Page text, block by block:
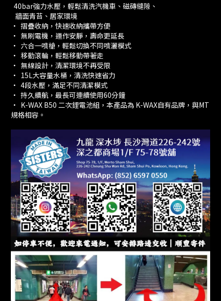
40bar強力水壓，輕鬆清洗汽機車、磁磚縫隙、
牆面青苔、居家環境
· 摺疊收納，快速收納攜帶方便
· 無刷電機，運作安靜，壽命更延長
· 六合一噴槍，輕鬆切換不同噴灑模式
· 移動滾輪，輕鬆移動帶著走
· 無線設計，清潔環境不再受限
· 15L大容量水桶，清洗快速省力
· 4段水壓，滿足不同清潔模式
· 持久續航，最長可連續使用60分鐘
· K-WAX B50 二次鋰電池組，本產品為 K-WAX自有品牌，與MT
規格相容。